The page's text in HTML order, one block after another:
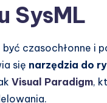
SysML
czasochłonne i
się narzędzia do
Visual Paradigm,